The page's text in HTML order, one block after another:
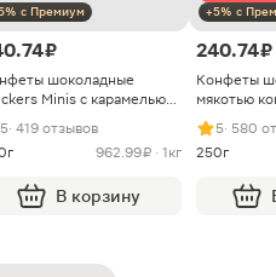
с Премиум
₽
шоколадные
Minis с карамелью
и нугой
5· 419 отзывов
962.99 ₽ · 1кг
В корзину
+5% с
240.74 ₽
Конфеты
мякотью
5· 580
250г